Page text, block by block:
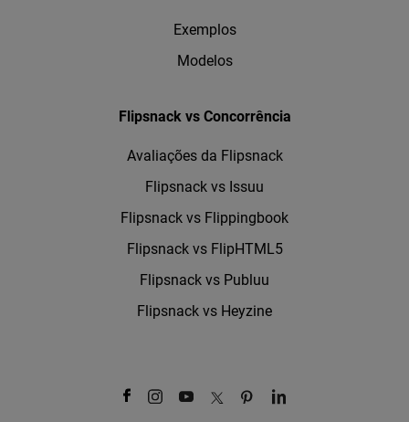
Exemplos
Modelos
Flipsnack vs Concorrência
Avaliações da Flipsnack
Flipsnack vs Issuu
Flipsnack vs Flippingbook
Flipsnack vs FlipHTML5
Flipsnack vs Publuu
Flipsnack vs Heyzine